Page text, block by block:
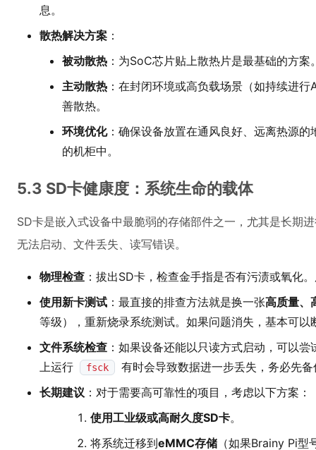
息。
散热解决方案 ：
被动散热 ：为SoC芯片贴上散热片是最基础的方案
主动散热 ：在封闭环境或高负载场景（如持续进
善散热。
环境优化：确保设备放置在通风良好、远离热源
的机柜中。
5.3 SD卡健康度：系统生命的载体
SD卡是嵌入式设备中最脆弱的存储部件之一，尤其是长期
无法启动、文件丢失、读写错误。
物理检查 ：拔出SD卡，检查金手指是否有污渍或氧化
使用新卡测试 ：最直接的排查方法就是换一张高质量、
等级），重新烧录系统测试。如果问题消失，基本可以
文件系统检查 ：如果设备还能以只读方式启动，可以
上运行
fsck
有时会导致数据进一步丢失，务必先备
长期建议 ：对于需要高可靠性的项目，考虑以下方案：
使用工业级或高耐久度SD卡。
将系统迁移到eMMC存储 （如果Brainy Pi